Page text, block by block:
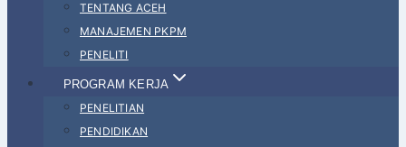
TENTANG ACEH
MANAJEMEN PKPM
PENELITI
PROGRAM KERJA
PENELITIAN
PENDIDIKAN